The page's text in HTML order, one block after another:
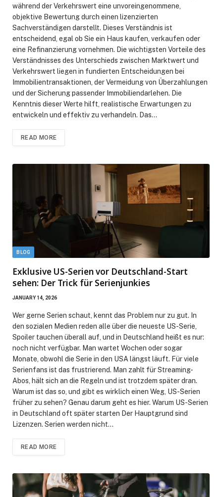
während der Verkehrswert eine unvoreingenommene,
objektive Bewertung durch einen lizenzierten
Sachverständigen darstellt. Dieses Verständnis ist
entscheidend, egal ob Sie ein Haus kaufen, verkaufen oder
eine Refinanzierung vornehmen. Die wichtigsten Vorteile des
Verständnisses des Unterschieds zwischen Marktwert und
Verkehrswert liegen in fundierten Entscheidungen bei
Immobilientransaktionen, der Vermeidung von Überzahlungen
und der Sicherung passender Immobiliendarlehen. Die
Kenntnis dieser Werte hilft, realistische Erwartungen zu
entwickeln und effektiv zu verhandeln. Das…
READ MORE
BLOG
Exklusive US-Serien vor Deutschland-Start
sehen: Der Trick für Serienjunkies
JANUARY 14, 2026
Wer gerne Serien schaut, kennt das Problem nur zu gut. In
den sozialen Medien reden alle über die neueste US-Serie,
Spoiler tauchen überall auf, und in Deutschland heißt es nur:
noch nicht verfügbar. Man wartet Wochen oder sogar
Monate, obwohl die Serie in den USA längst läuft. Für viele
Serienfans ist das frustrierend. Man zahlt für Streaming-
Abos, hält sich an die Regeln und ist trotzdem später dran.
Warum ist das so, und gibt es wirklich einen Weg, US-Serien
früher zu sehen? Genau darum geht es hier. Warum US-Serien
in Deutschland oft später starten Der Hauptgrund sind
Lizenzen. Serien werden nicht…
READ MORE